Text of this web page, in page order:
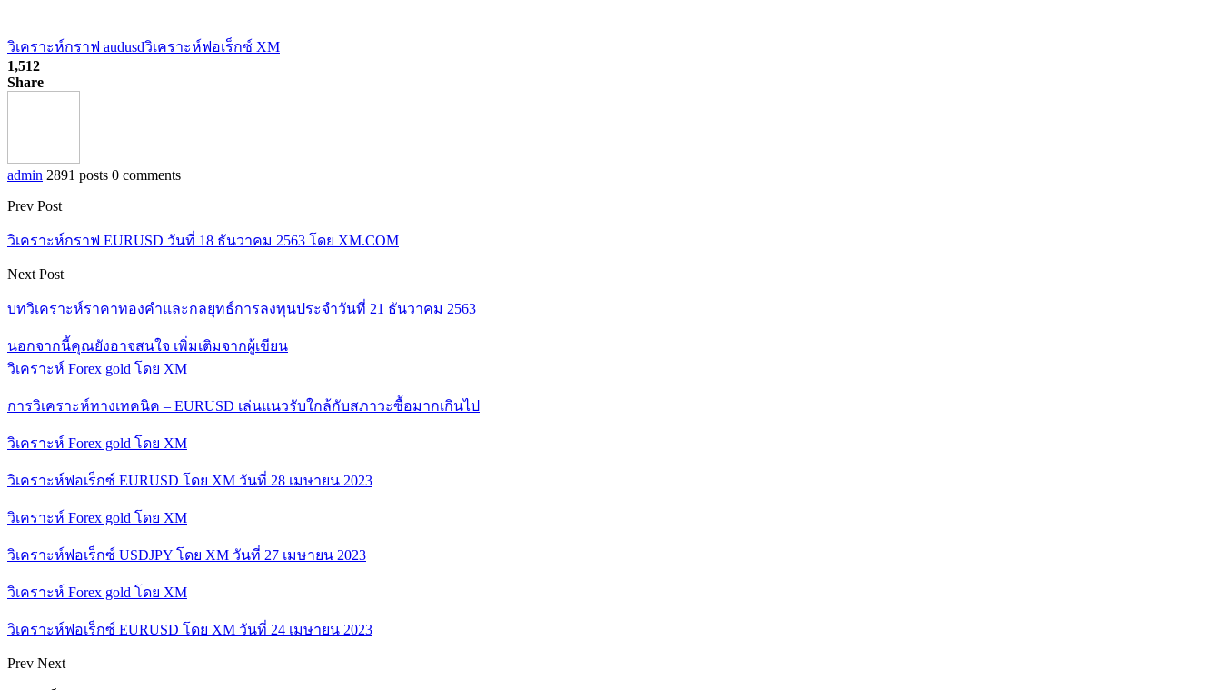
วิเคราะห์กราฟ audusdวิเคราะห์ฟอเร็กซ์ XM
1,512
Share
admin 2891 posts 0 comments
Prev Post
วิเคราะห์กราฟ EURUSD วันที่ 18 ธันวาคม 2563 โดย XM.COM
Next Post
บทวิเคราะห์ราคาทองคำและกลยุทธ์การลงทุนประจำวันที่ 21 ธันวาคม 2563
นอกจากนี้คุณยังอาจสนใจ เพิ่มเติมจากผู้เขียน
วิเคราะห์ Forex gold โดย XM
การวิเคราะห์ทางเทคนิค – EURUSD เล่นแนวรับใกล้กับสภาวะซื้อมากเกินไป
วิเคราะห์ Forex gold โดย XM
วิเคราะห์ฟอเร็กซ์ EURUSD โดย XM วันที่ 28 เมษายน 2023
วิเคราะห์ Forex gold โดย XM
วิเคราะห์ฟอเร็กซ์ USDJPY โดย XM วันที่ 27 เมษายน 2023
วิเคราะห์ Forex gold โดย XM
วิเคราะห์ฟอเร็กซ์ EURUSD โดย XM วันที่ 24 เมษายน 2023
Prev Next